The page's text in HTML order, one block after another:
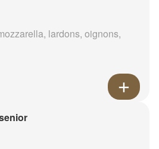
lardons, oignons,